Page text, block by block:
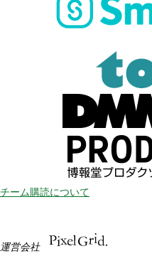
チーム購読について
運営会社